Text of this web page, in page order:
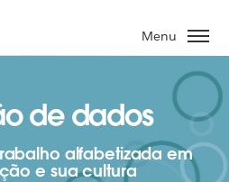
Menu
de dados
alfabetizada em
e sua cultura